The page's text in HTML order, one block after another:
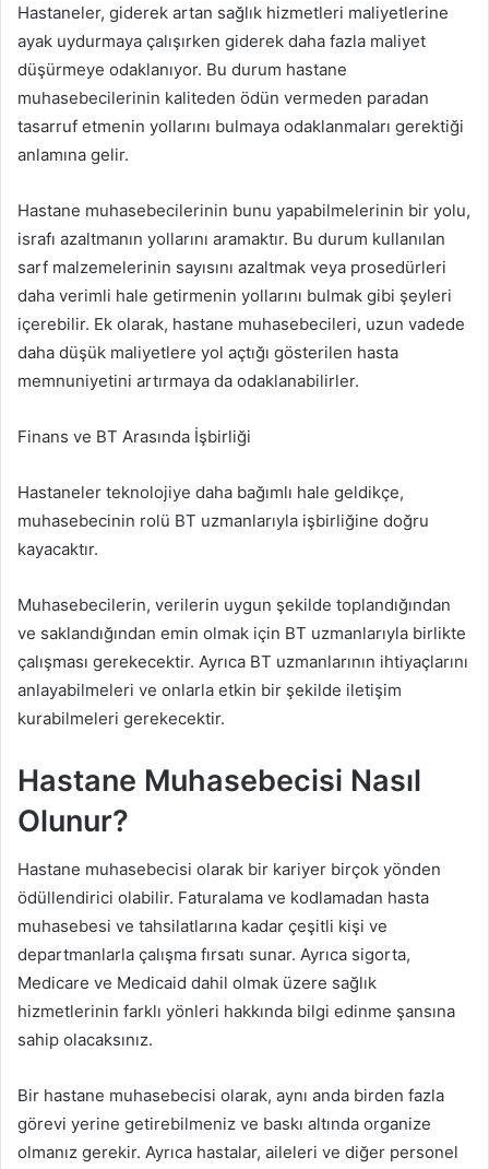
Hastaneler, giderek artan sağlık hizmetleri maliyetlerine
ayak uydurmaya çalışırken giderek daha fazla maliyet
düşürmeye odaklanıyor. Bu durum hastane
muhasebecilerinin kaliteden ödün vermeden paradan
tasarruf etmenin yollarını bulmaya odaklanmaları gerektiği
anlamına gelir.
Hastane muhasebecilerinin bunu yapabilmelerinin bir yolu,
israfı azaltmanın yollarını aramaktır. Bu durum kullanılan
sarf malzemelerinin sayısını azaltmak veya prosedürleri
daha verimli hale getirmenin yollarını bulmak gibi şeyleri
içerebilir. Ek olarak, hastane muhasebecileri, uzun vadede
daha düşük maliyetlere yol açtığı gösterilen hasta
memnuniyetini artırmaya da odaklanabilirler.
Finans ve BT Arasında İşbirliği
Hastaneler teknolojiye daha bağımlı hale geldikçe,
muhasebecinin rolü BT uzmanlarıyla işbirliğine doğru
kayacaktır.
Muhasebecilerin, verilerin uygun şekilde toplandığından
ve saklandığından emin olmak için BT uzmanlarıyla birlikte
çalışması gerekecektir. Ayrıca BT uzmanlarının ihtiyaçlarını
anlayabilmeleri ve onlarla etkin bir şekilde iletişim
kurabilmeleri gerekecektir.
Hastane Muhasebecisi Nasıl
Olunur?
Hastane muhasebecisi olarak bir kariyer birçok yönden
ödüllendirici olabilir. Faturalama ve kodlamadan hasta
muhasebesi ve tahsilatlarına kadar çeşitli kişi ve
departmanlarla çalışma fırsatı sunar. Ayrıca sigorta,
Medicare ve Medicaid dahil olmak üzere sağlık
hizmetlerinin farklı yönleri hakkında bilgi edinme şansına
sahip olacaksınız.
Bir hastane muhasebecisi olarak, aynı anda birden fazla
görevi yerine getirebilmeniz ve baskı altında organize
olmanız gerekir. Ayrıca hastalar, aileleri ve diğer personel